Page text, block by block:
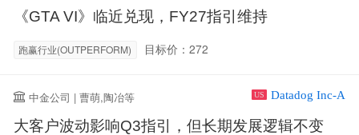
《GTA VI》临近兑现，FY27指引维持
跑赢行业(OUTPERFORM) 目标价：272
中金公司 | 曹萌,陶冶等 US Datadog Inc-A
大客户波动影响Q3指引，但长期发展逻辑不变